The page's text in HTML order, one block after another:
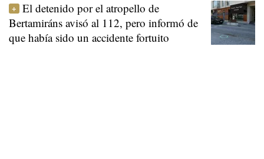
El detenido por el atropello de
Bertamiráns avisó al 112, pero informó de
que había sido un accidente fortuito